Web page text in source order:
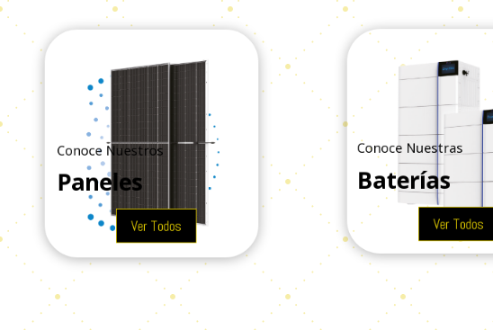
Conoce Nuestros
Paneles
Ver Todos
Conoce Nuestras
Baterías
Ver Todos